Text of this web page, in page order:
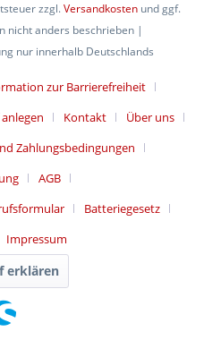
zzgl.Versandkosten und ggf.
nicht anders beschrieben |
nur innerhalb Deutschlands
zur Barrierefreiheit
Kontakt
Über uns
Zahlungsbedingungen
AGB
Batteriegesetz
Impressum
erklären